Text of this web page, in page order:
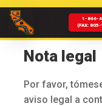
1-866-
(FAX:
CASA
SOBRE NOSOTROS
Nota legal
Por favor,
aviso legal a